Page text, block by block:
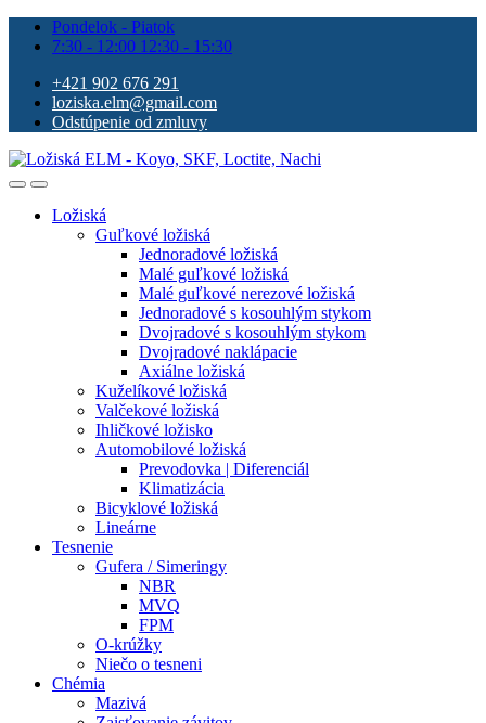
Pondelok - Piatok
7:30 - 12:00 12:30 - 15:30
+421 902 676 291
loziska.elm@gmail.com
Odstúpenie od zmluvy
Ložiská
Guľkové ložiská
Jednoradové ložiská
Malé guľkové ložiská
Malé guľkové nerezové ložiská
Jednoradové s kosouhlým stykom
Dvojradové s kosouhlým stykom
Dvojradové naklápacie
Axiálne ložiská
Kuželíkové ložiská
Valčekové ložiská
Ihličkové ložisko
Automobilové ložiská
Prevodovka | Diferenciál
Klimatizácia
Bicyklové ložiská
Lineárne
Tesnenie
Gufera / Simeringy
NBR
MVQ
FPM
O-krúžky
Niečo o tesneni
Chémia
Mazivá